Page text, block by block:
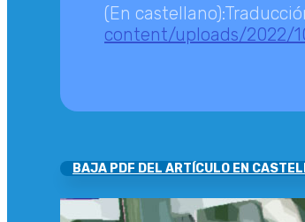
(En
content/uploads/2022/
BAJA PDF DEL ARTÍCULO EN